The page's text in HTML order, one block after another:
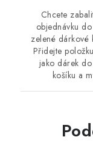
Chcete
objednávku
zelené dárkové
Přidejte
jako dárek
košíku a